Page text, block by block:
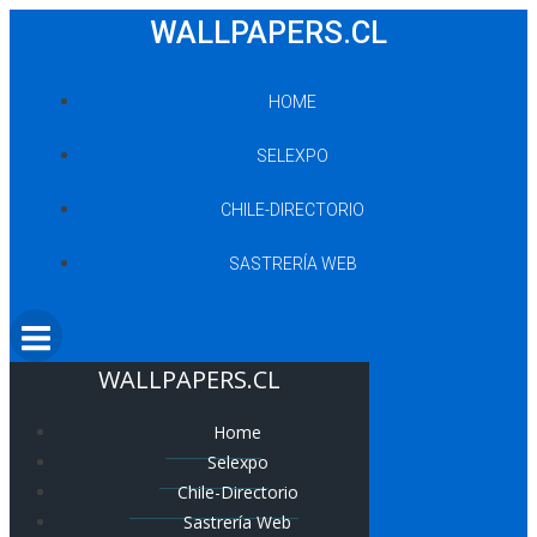
WALLPAPERS.CL
HOME
SELEXPO
CHILE-DIRECTORIO
SASTRERÍA WEB
WALLPAPERS.CL
Home
Selexpo
Chile-Directorio
Sastrería Web